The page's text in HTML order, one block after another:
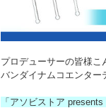
プロデューサーの皆様こ
バンダイナムコエンター
「アソビストア